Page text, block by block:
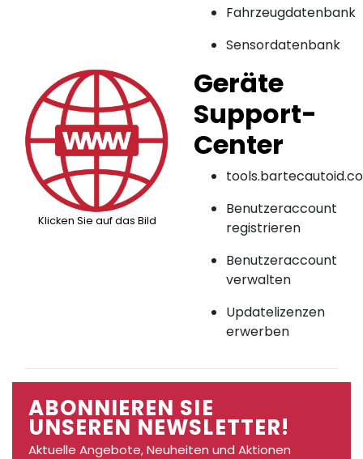
Fahrzeugdatenbank
Sensordatenbank
Klicken Sie auf das Bild
Geräte
Support-
Center
Benutzeraccount
registrieren
Benutzeraccount
verwalten
Updatelizenzen
erwerben
ABONNIEREN SIE
UNSEREN NEWSLETTER!
Aktuelle Angebote, Neuheiten und Aktionen